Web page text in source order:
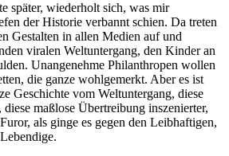
später, wiederholt sich, was mir
der Historie verbannt schien. Da treten
Gestalten in allen Medien auf und
viralen Weltuntergang, den Kinder an
Unangenehme Philanthropen wollen
die ganze wohlgemerkt. Aber es ist
Geschichte vom Weltuntergang, diese
maßlose Übertreibung inszenierter,
als ginge es gegen den Leibhaftigen,